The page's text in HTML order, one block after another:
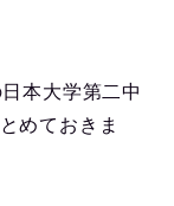
本大学第二中
めておきま